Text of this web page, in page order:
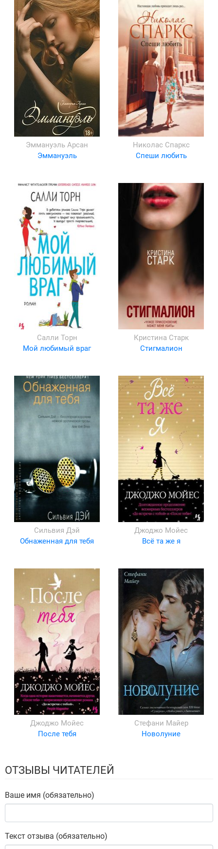
Эммануэль Арсан
Эммануэль
Николас Спаркс
Спеши любить
Салли Торн
Мой любимый враг
Кристина Старк
Стигмалион
Сильвия Дэй
Обнаженная для тебя
Джоджо Мойес
Всё та же я
Джоджо Мойес
После тебя
Стефани Майер
Новолуние
ОТЗЫВЫ ЧИТАТЕЛЕЙ
Ваше имя (обязательно)
Текст отзыва (обязательно)